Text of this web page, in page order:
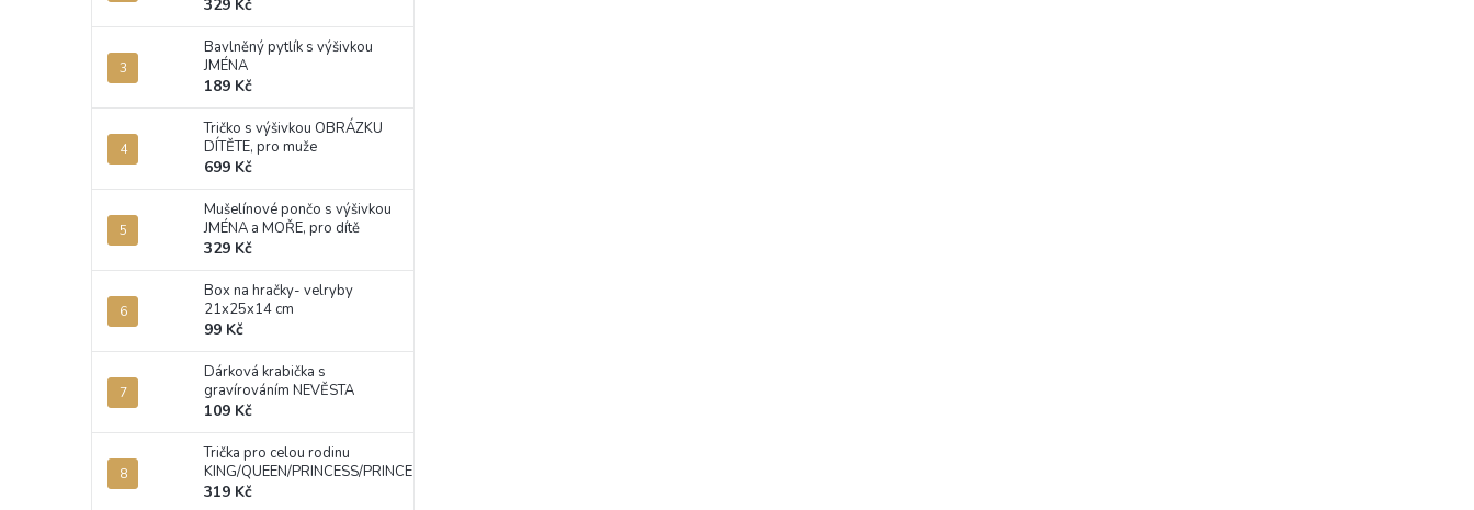
329 Kč
Bavlněný pytlík s výšivkou
JMÉNA
189 Kč
Tričko s výšivkou OBRÁZKU
DÍTĚTE, pro muže
699 Kč
Mušelínové pončo s výšivkou
JMÉNA a MOŘE, pro dítě
329 Kč
Box na hračky- velryby
21x25x14 cm
99 Kč
Dárková krabička s
gravírováním NEVĚSTA
109 Kč
Trička pro celou rodinu
KING/QUEEN/PRINCESS/PRINCE
319 Kč